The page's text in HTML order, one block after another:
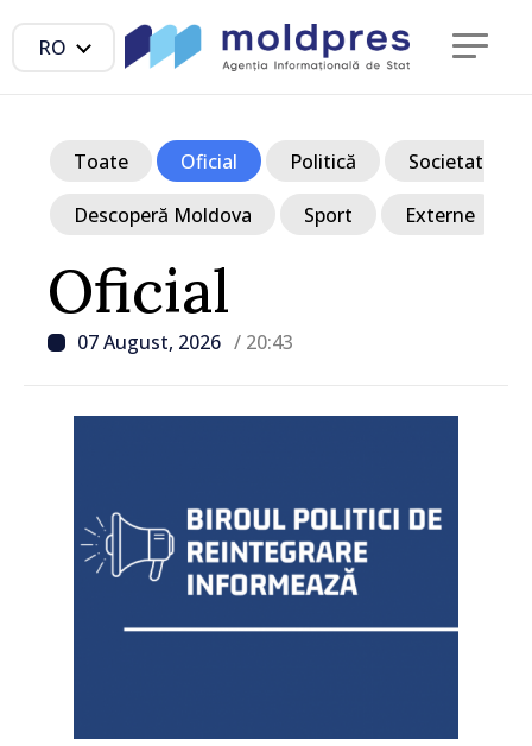
RO
Oficial
07 August, 2026 / 20:43
Toate Oficial Politică Societate
Descoperă Moldova Sport Externe